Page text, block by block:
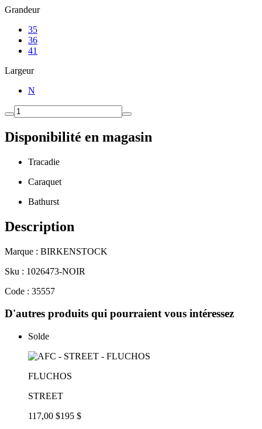
Grandeur
35
36
41
Largeur
N
Disponibilité en magasin
Tracadie
Caraquet
Bathurst
Description
Marque : BIRKENSTOCK
Sku : 1026473-NOIR
Code : 35557
D'autres produits qui pourraient vous intéressez
Solde
FLUCHOS
STREET
117,00 $195 $